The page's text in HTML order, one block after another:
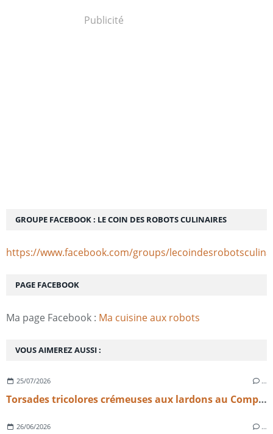
Publicité
VOUS AIMEREZ AUSSI :
25/07/2026 …
Torsades tricolores crémeuses aux lardons au Companion | Recette facile et rapide
26/06/2026 …
PAGE FACEBOOK
Ma page Facebook : Ma cuisine aux robots
GROUPE FACEBOOK : LE COIN DES ROBOTS CULINAIRES
https://www.facebook.com/groups/